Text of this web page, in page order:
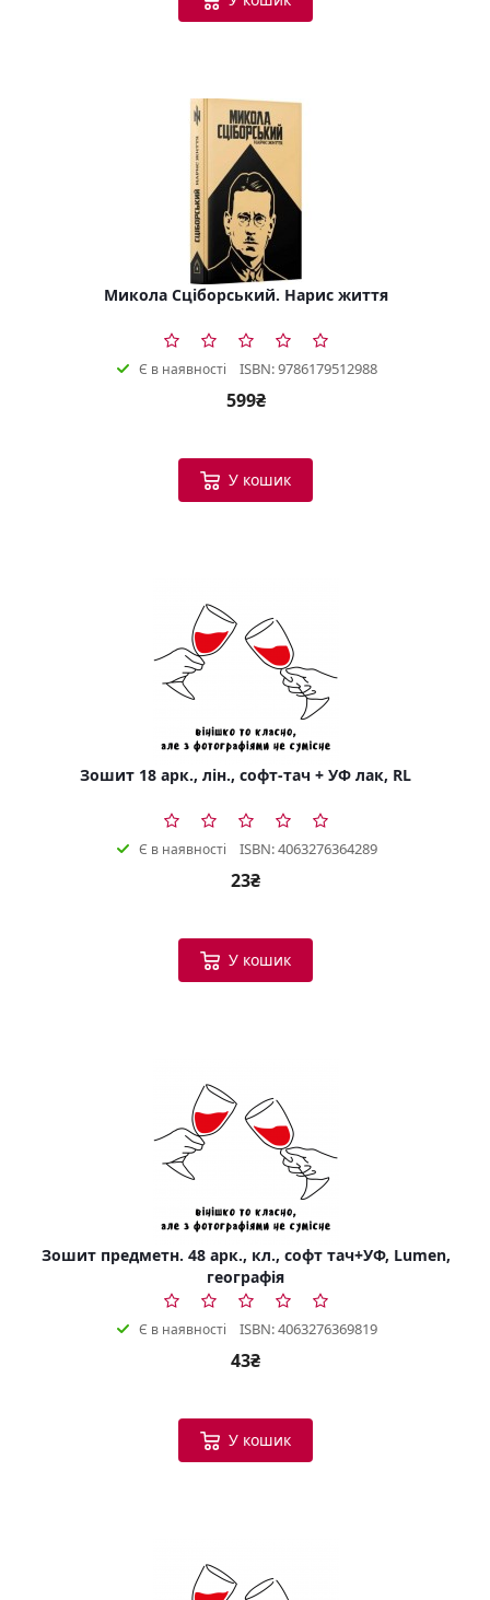
Микола Сціборський. Нарис життя
Є в наявності ISBN: 9786179512988
599₴
У кошик
Зошит 18 арк., лін., софт-тач + УФ лак, RL
Є в наявності ISBN: 4063276364289
23₴
У кошик
Зошит предметн. 48 арк., кл., софт тач+УФ, Lumen,
географія
Є в наявності ISBN: 4063276369819
43₴
У кошик